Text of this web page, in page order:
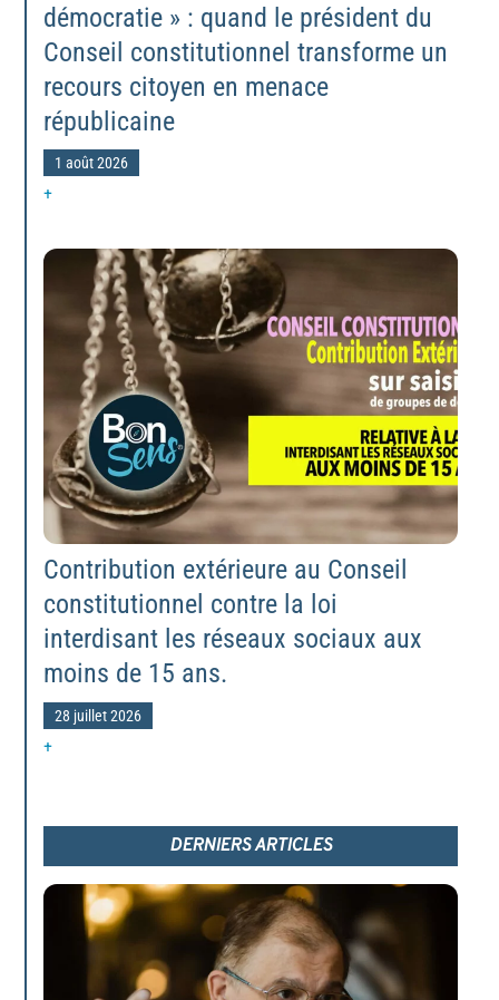
démocratie » : quand le président du
Conseil constitutionnel transforme un
recours citoyen en menace
républicaine
1 août 2026
+
Contribution extérieure au Conseil
constitutionnel contre la loi
interdisant les réseaux sociaux aux
moins de 15 ans.
28 juillet 2026
+
DERNIERS ARTICLES